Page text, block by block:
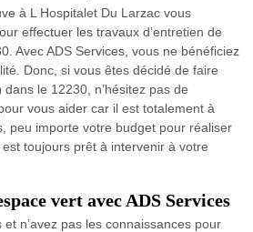
à L Hospitalet Du Larzac vous
effectuer les travaux d’entretien de
Avec ADS Services, vous ne bénéficiez
Donc, si vous êtes décidé de faire
dans le 12230, n’hésitez pas de
vous aider car il est totalement à
peu importe votre budget pour réaliser
toujours prêt à intervenir à votre
vert avec ADS Services
n’avez pas les connaissances pour